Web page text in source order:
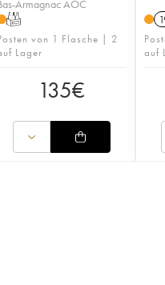
Armagnac AOC
T
von 1 Flasche | 2
Lager
135€
auf